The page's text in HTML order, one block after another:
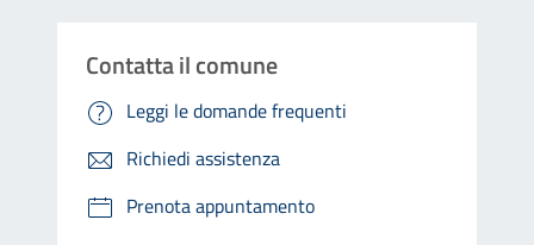
Contatta il comune
Leggi le domande frequenti
Richiedi assistenza
Prenota appuntamento